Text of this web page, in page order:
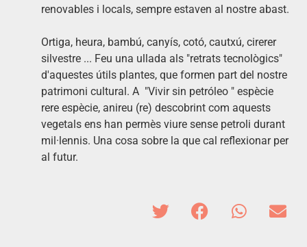
renovables i locals, sempre estaven al nostre abast.
Ortiga, heura, bambú, canyís, cotó, cautxú, cirerer
silvestre ... Feu una ullada als "retrats tecnològics"
d'aquestes útils plantes, que formen part del nostre
patrimoni cultural. A "Vivir sin petróleo " espècie
rere espècie, anireu (re) descobrint com aquests
vegetals ens han permès viure sense petroli durant
mil·lennis. Una cosa sobre la que cal reflexionar per
al futur.